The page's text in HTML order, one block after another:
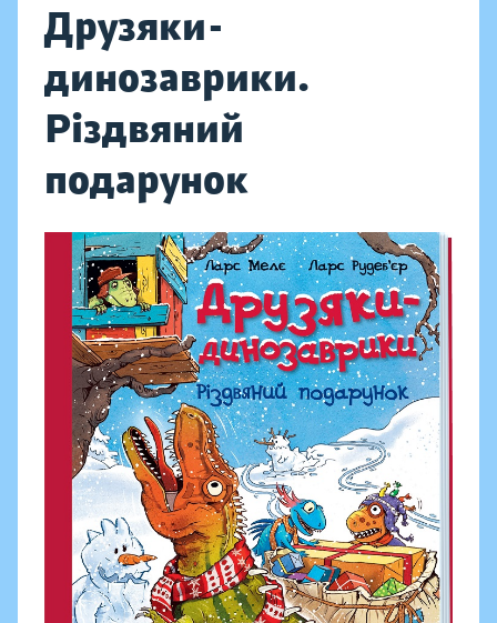
Друзяки-
динозаврики.
Різдвяний
подарунок